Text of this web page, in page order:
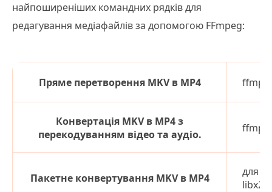
найпоширеніших командних рядків для
редагування медіафайлів за допомогою FFmpeg:
Пряме перетворення MKV в MP4
Конвертація MKV в MP4 з
перекодуванням відео та аудіо.
Пакетне конвертування MKV в MP4
для